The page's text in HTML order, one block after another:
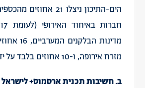
הים-התיכון ניצלו 21
מדינות
מזרח אירופה, ו-10 אחוזים בלבד על ידי רוסיה).
ב. חשיבות תכנית ארסמוס+ לישראל